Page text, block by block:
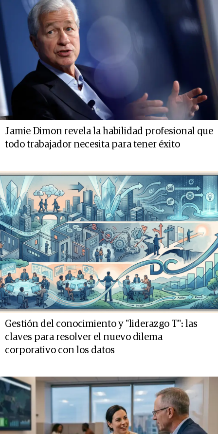
Jamie Dimon revela la habilidad profesional que
todo trabajador necesita para tener éxito
Gestión del conocimiento y "liderazgo T": las
claves para resolver el nuevo dilema
corporativo con los datos